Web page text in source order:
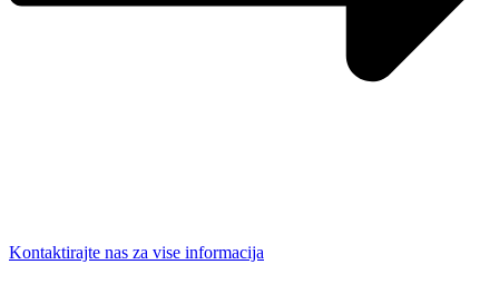
Kontaktirajte nas za vise informacija